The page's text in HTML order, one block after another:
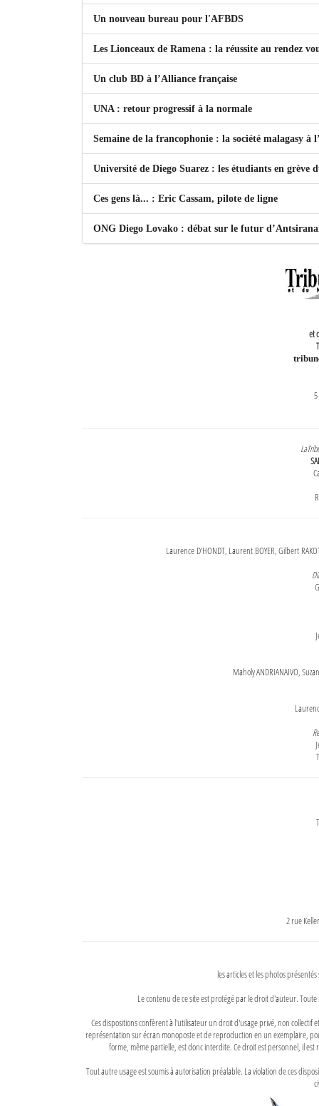
Un nouveau bureau pour l'AFBDS
Les Lionceaux de Ramena : la réussite au rendez
Un club BD à l’Alliance française
UNA : retour progressif à la normale
Semaine de la francophonie : la société malagasy à
Université de Diego Suarez : les étudiants en grève
Ces gens là... : Eric Cassam, pilote de ligne
ONG Diego Lovako : débat sur le futur
et
Laurence D'HONDT, Laurent BOYER, Gilbert
Maholy ANDRIANAIVO,
2 rue
les articles et les photos
Le contenu de ce site est protégé par le droit d'auteur.
Ces dispositions confèrent à l'utilisateur un droit d'usage privé, non
représentation sur écran monoposte et de reproduction en un exemplaire,
forme, même partielle, est donc interdite. Ce droit est personnel, il
Tout autre usage est soumis à autorisation préalable. La violation de ces